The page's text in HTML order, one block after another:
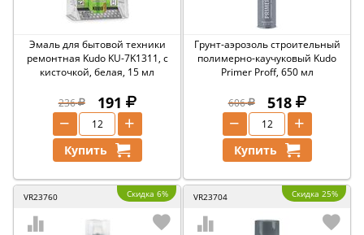
Эмаль для бытовой техники
ремонтная Kudo KU-7K1311, с
кисточкой, белая, 15 мл
236 191
+
−
Купить
Грунт-аэрозоль строительный
полимерно-каучуковый Kudo
Primer Proff, 650 мл
606 518
+
−
Купить
VR23760 Скидка 6% VR23704 Скидка 25%